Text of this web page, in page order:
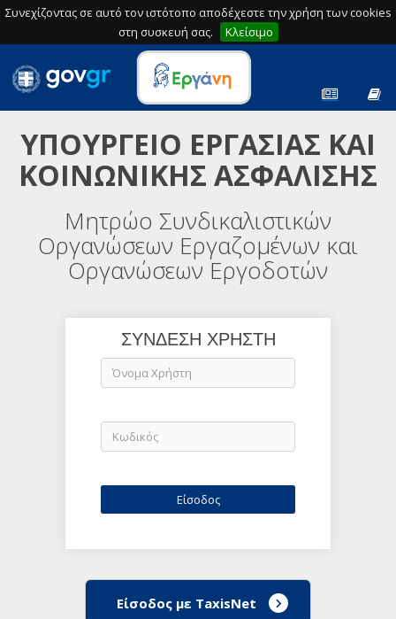
Συνεχίζοντας σε αυτό τον ιστότοπο αποδέχεστε την χρήση των cookies
στη συσκευή σας.
Κλείσιμο
ΥΠΟΥΡΓΕΙΟ ΕΡΓΑΣΙΑΣ ΚΑΙ
ΚΟΙΝΩΝΙΚΗΣ ΑΣΦΑΛΙΣΗΣ
Μητρώο Συνδικαλιστικών
Οργανώσεων Εργαζομένων και
Οργανώσεων Εργοδοτών
ΣΥΝΔΕΣΗ ΧΡΗΣΤΗ
Είσοδος με TaxisNet